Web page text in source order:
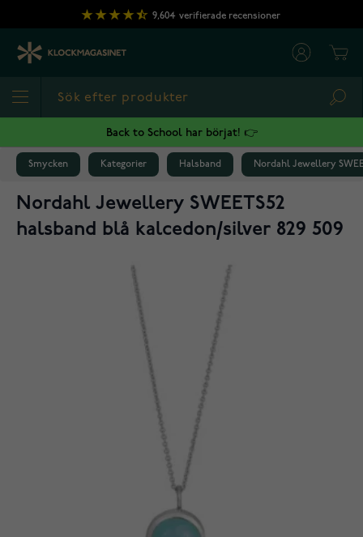
Hoppa till innehållet
9,604 verifierade recensioner
Back to School har börjat! 👉
Smycken Kategorier Halsband Nordahl Jewellery
Nordahl Jewellery SWEETS52
halsband blå kalcedon/silver 829 509